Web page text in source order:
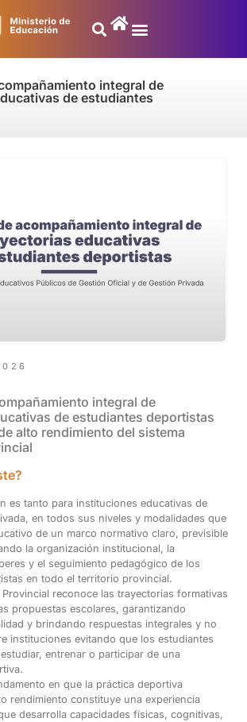
integral de
de estudiantes
integral de
de estudiantes deportistas
alto rendimiento del sistema
es tanto para instituciones educativas de
en todos sus niveles y modalidades que
de un marco normativo claro, previsible
la organización institucional, la
y el seguimiento pedagógico de los
en todo el territorio provincial.
Provincial reconoce las trayectorias formativas
propuestas escolares, garantizando
y brindando respuestas integrales y no
instituciones evitando que los estudiantes
entrenar o participar de una
en que la práctica deportiva
rendimiento constituye una experiencia
desarrolla capacidades físicas, cognitivas,